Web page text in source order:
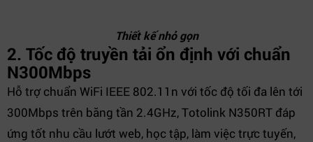
Thiết kế nhỏ gọn
2. Tốc độ truyền tải ổn định với chuẩn
N300Mbps
Hỗ trợ chuẩn WiFi IEEE 802.11n với tốc độ tối đa lên tới
300Mbps trên băng tần 2.4GHz, Totolink N350RT đáp
ứng tốt nhu cầu lướt web, học tập, làm việc trực tuyến,